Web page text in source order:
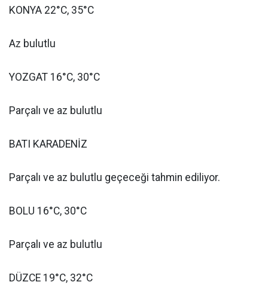
KONYA 22°C, 35°C
Az bulutlu
YOZGAT 16°C, 30°C
Parçalı ve az bulutlu
BATI KARADENİZ
Parçalı ve az bulutlu geçeceği tahmin ediliyor.
BOLU 16°C, 30°C
Parçalı ve az bulutlu
DÜZCE 19°C, 32°C